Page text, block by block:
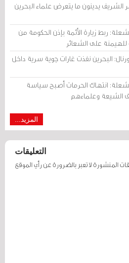
الشريف يدينون ما يتعرض علماء البحرين
ربط زيارة الأئمة بإذن الحكومة من
على الشعائر
البحرين نفذت غارات جوية سرية داخل
انتهاك الحرمات أصبح سياسة
الشيعة وعلماءهم
المزيد...
التعليقات
المنشورة لا تعبر بالضرورة عن رأي الموقع